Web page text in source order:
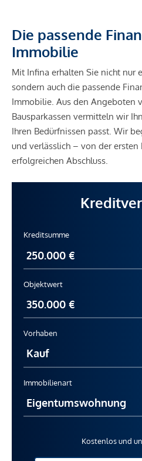
Die passende
Immobilie
Mit Infina erhalten Sie nicht nur
sondern auch die passende
Immobilie. Aus den Angeboten
Bausparkassen vermitteln wir
Ihren Bedürfnissen passt. Wir
und verlässlich – von der ersten
erfolgreichen Abschluss.
Kreditsumme
Objektwert
Vorhaben
Immobilienart
Kostenlos und